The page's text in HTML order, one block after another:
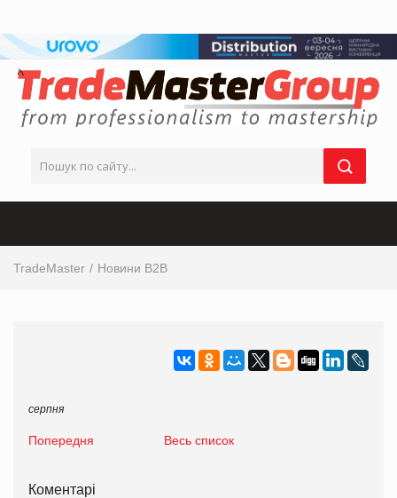
TradeMaster Новини B2B
серпня
Попередня Весь список
Коментарі